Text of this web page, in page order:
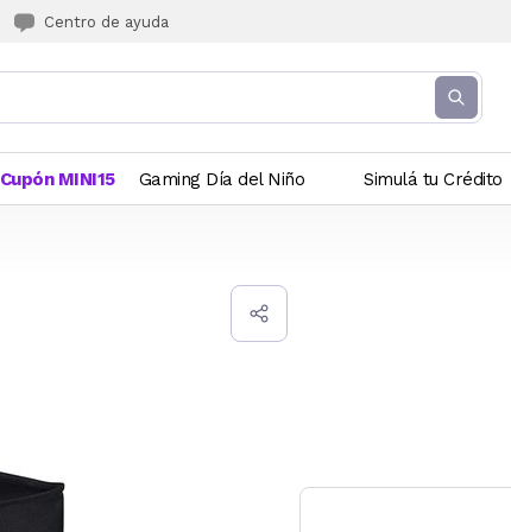
Centro de ayuda
Cupón MINI15 Gaming Día del Niño Simulá tu Crédito